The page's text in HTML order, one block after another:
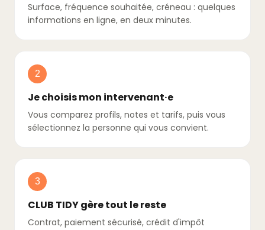
Surface, fréquence souhaitée, créneau : quelques
informations en ligne, en deux minutes.
2
Je choisis mon intervenant·e
Vous comparez profils, notes et tarifs, puis vous
sélectionnez la personne qui vous convient.
3
CLUB TIDY gère tout le reste
Contrat, paiement sécurisé, crédit d'impôt